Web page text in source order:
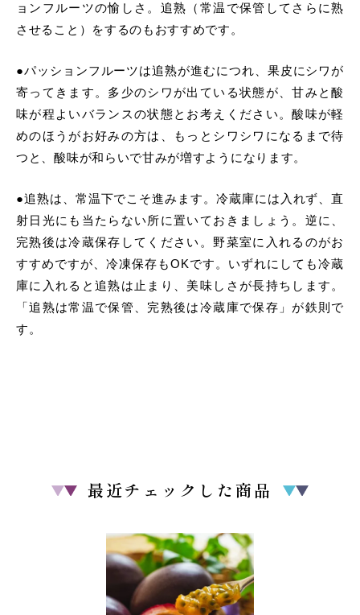
ョンフルーツの愉しさ。追熟（常温で保管してさらに熟
させること）をするのもおすすめです。
●パッションフルーツは追熟が進むにつれ、果皮にシワが
寄ってきます。多少のシワが出ている状態が、甘みと酸
味が程よいバランスの状態とお考えください。酸味が軽
めのほうがお好みの方は、もっとシワシワになるまで待
つと、酸味が和らいで甘みが増すようになります。
●追熟は、常温下でこそ進みます。冷蔵庫には入れず、直
射日光にも当たらない所に置いておきましょう。逆に、
完熟後は冷蔵保存してください。野菜室に入れるのがお
すすめですが、冷凍保存もOKです。いずれにしても冷蔵
庫に入れると追熟は止まり、美味しさが長持ちします。
「追熟は常温で保管、完熟後は冷蔵庫で保存」が鉄則で
す。
最近チェックした商品